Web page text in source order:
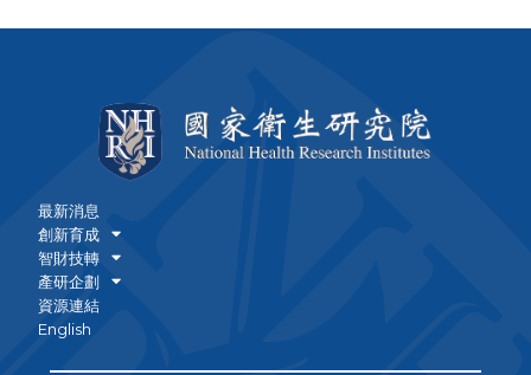
最新消息
創新育成
智財技轉
產研企劃
資源連結
English